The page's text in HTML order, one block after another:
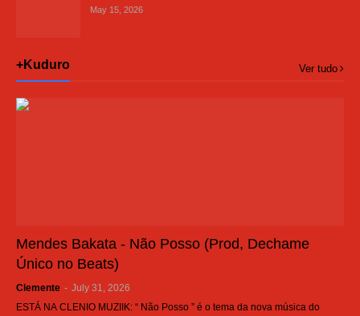
May 15, 2026
+Kuduro Ver tudo
Mendes Bakata - Não Posso (Prod, Dechame
Único no Beats)
Clemente - July 31, 2026
ESTÁ NA CLENIO MUZIIK: “ Não Posso ” é o tema da nova música do